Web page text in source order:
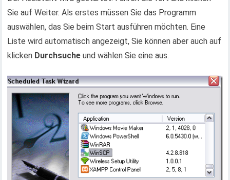
Sie auf Weiter. Als erstes müssen Sie das Programm
auswählen, das Sie beim Start ausführen möchten. Eine
Liste wird automatisch angezeigt, Sie können aber auch auf
klicken Durchsuche und wählen Sie eine aus.